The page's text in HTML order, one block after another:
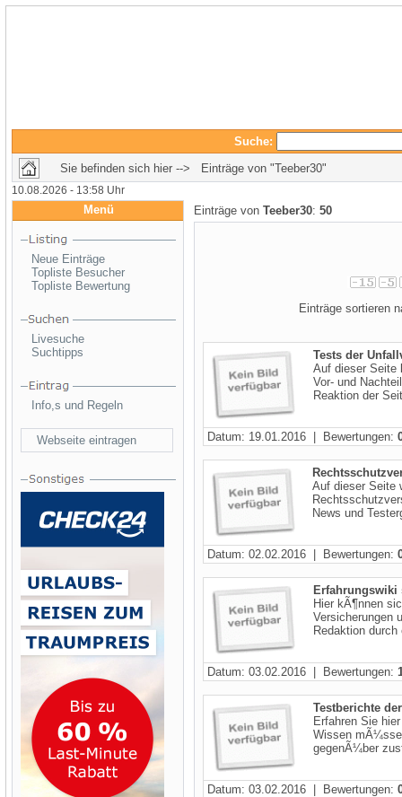
Suche:
Sie befinden sich hier --> Einträge von "Teeber30"
10.08.2026 - 13:58 Uhr
Menü
Neue Einträge
Topliste Besucher
Topliste Bewertung
Livesuche
Suchtipps
Info,s und Regeln
Webseite eintragen
Einträge von Teeber30: 50
Einträge sortieren
Tests der
Auf dieser Seite
Vor- und
Reaktion der
Datum: 19.01.2016 | Bewertungen:
Auf dieser Seite
News und
Datum: 02.02.2016 | Bewertungen:
Hier kÃ¶nnen
Versicherungen
Redaktion
Datum: 03.02.2016 | Bewertungen:
Testberichte
Erfahren Sie
Wissen
gegenÃ¼ber
Datum: 03.02.2016 | Bewertungen: